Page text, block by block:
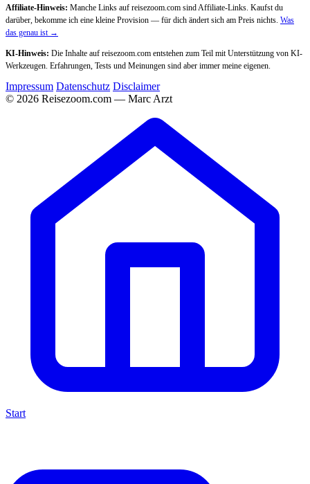
Affiliate-Hinweis: Manche Links auf reisezoom.com sind Affiliate-Links. Kaufst du
darüber, bekomme ich eine kleine Provision — für dich ändert sich am Preis nichts. Was
das genau ist →
KI-Hinweis: Die Inhalte auf reisezoom.com entstehen zum Teil mit Unterstützung von KI-
Werkzeugen. Erfahrungen, Tests und Meinungen sind aber immer meine eigenen.
Impressum Datenschutz Disclaimer
© 2026 Reisezoom.com — Marc Arzt
Start